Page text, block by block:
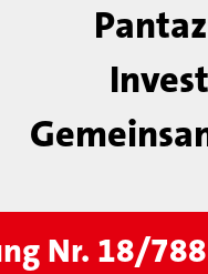
Nr. 18/788